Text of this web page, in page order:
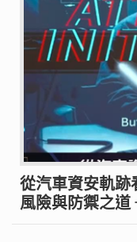
從汽車資安軌跡
風險與防禦之